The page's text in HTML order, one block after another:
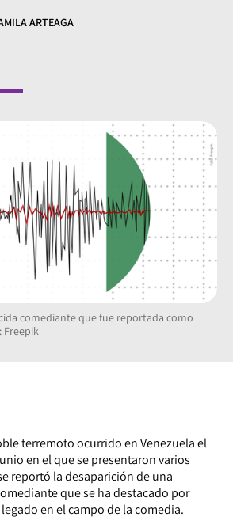
ARTEAGA
comediante que fue reportada como
Freepik
terremoto ocurrido en Venezuela el
en el que se presentaron varios
reportó la desaparición de una
que se ha destacado por
en el campo de la comedia.